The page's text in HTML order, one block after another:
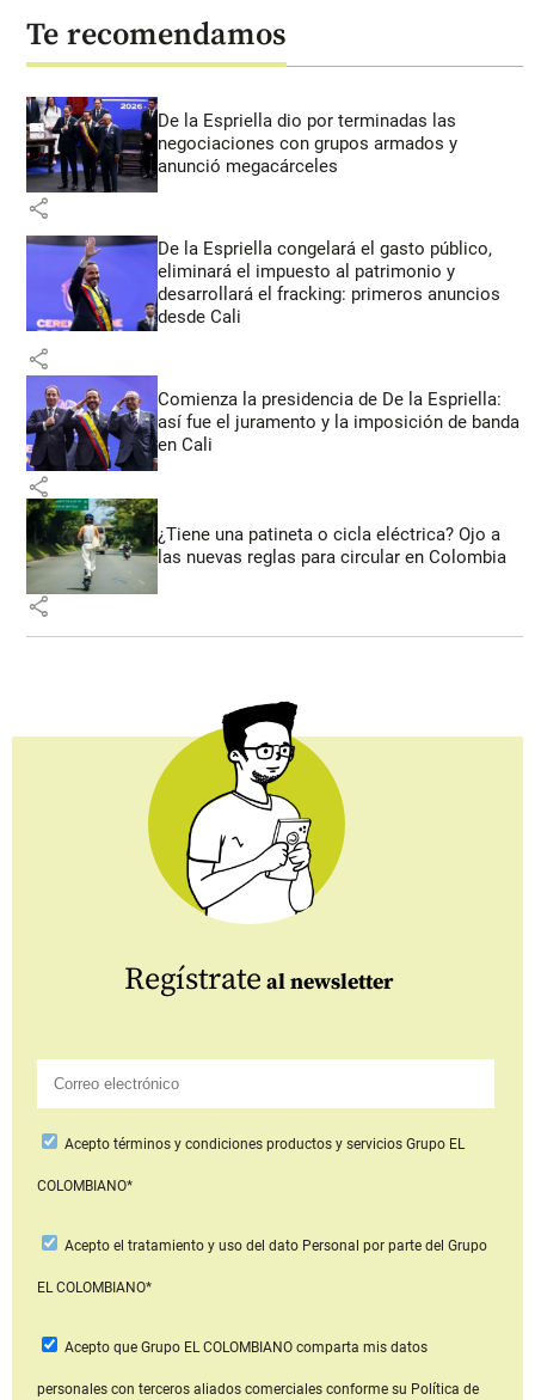
Te recomendamos
De la Espriella dio por terminadas las
negociaciones con grupos armados y
anunció megacárceles
share
De la Espriella congelará el gasto público,
eliminará el impuesto al patrimonio y
desarrollará el fracking: primeros anuncios
desde Cali
share
Comienza la presidencia de De la Espriella:
así fue el juramento y la imposición de banda
en Cali
share
¿Tiene una patineta o cicla eléctrica? Ojo a
las nuevas reglas para circular en Colombia
share
Regístrate al newsletter
Aceptotérminos y condiciones productos y serviciosGrupo EL
COLOMBIANO*
Acepto el tratamiento y uso del dato Personal por parte del Grupo
EL COLOMBIANO*
Acepto que Grupo EL COLOMBIANOcomparta mis datos
personales con terceros aliados comerciales conforme su Política de